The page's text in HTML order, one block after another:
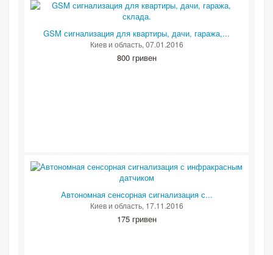
GSM сигнализация для квартиры, дачи, гаража,...
Киев и область, 07.01.2016
800 гривен
Автономная сенсорная сигнализация с...
Киев и область, 17.11.2016
175 гривен